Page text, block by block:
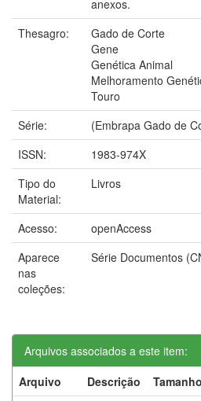
anexos.
Thesagro:
Gado de Corte
Gene
Genética Animal
Melhoramento
Touro
Série:
(Embrapa Gado de
ISSN:
1983-974X
Tipo do
Material:
Livros
Acesso:
openAccess
Aparece
nas
coleções:
Série Documentos
Arquivos associados a este item:
Arquivo
Descrição Tamanho